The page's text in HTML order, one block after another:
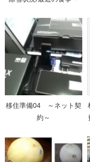
移住準備04 ～ネット契
約～